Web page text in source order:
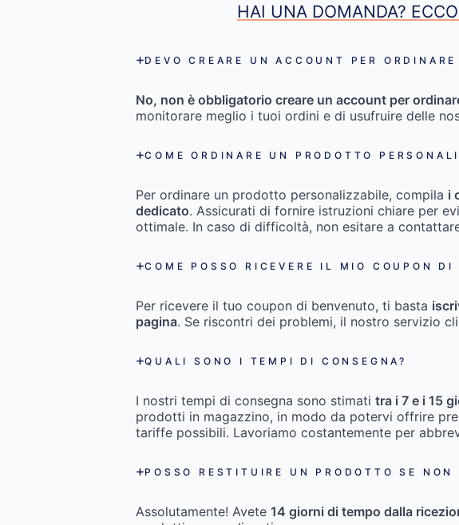
HAI UNA DOMANDA?
DEVO CREARE UN ACCOUNT PER
No, non è obbligatorio creare un account per
monitorare meglio i tuoi ordini e di usufruire delle
COME ORDINARE UN PRODOTTO
Per ordinare un prodotto personalizzabile, compila i
dedicato. Assicurati di fornire istruzioni chiare per
ottimale. In caso di difficoltà, non esitare a
COME POSSO RICEVERE IL MIO COUPON DI
Per ricevere il tuo coupon di benvenuto, ti basta
pagina. Se riscontri dei problemi, il nostro servizio
QUALI SONO I TEMPI DI CONSEGNA?
I nostri tempi di consegna sono stimatitra i 7 e i 15
prodotti in magazzino, in modo da potervi offrire
tariffe possibili. Lavoriamo costantemente per
POSSO RESTITUIRE UN PRODOTTO SE NON
Assolutamente! Avete14 giorni di tempo dalla